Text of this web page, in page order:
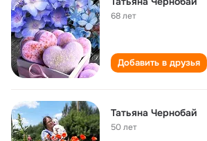
68 лет
Добавить в друзья
Татьяна Чернобай
50 лет